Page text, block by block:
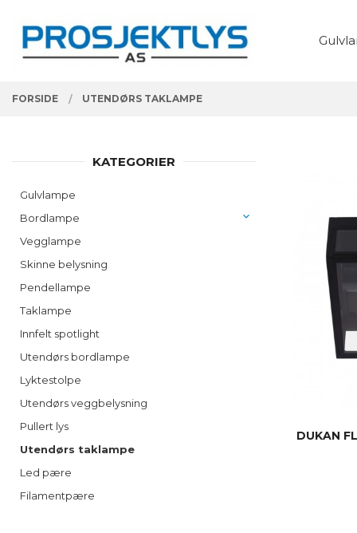
innholdet
PRODUKTER
FORSIDE UTENDØRS TAKLAMPE
DUKAN
KATEGORIER
Gulvlampe
Bordlampe
Vegglampe
Skinne belysning
Pendellampe
Taklampe
Innfelt spotlight
Utendørs bordlampe
Lyktestolpe
Utendørs veggbelysning
Pullert lys
Utendørs taklampe
Led pære
Filamentpære